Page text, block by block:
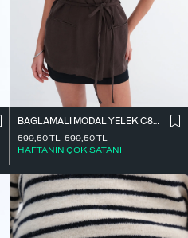
BAĞLAMALI MODAL YELEK C8021
599,50TL
HAFTANIN ÇOK SATANI
599,50TL